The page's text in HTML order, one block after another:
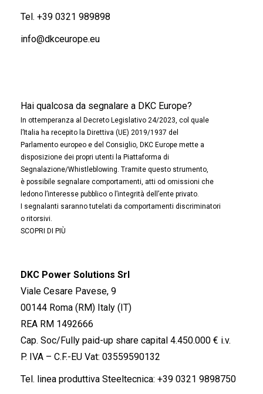
Tel. +39 0321 989898
info@dkceurope.eu
Hai qualcosa da segnalare a DKC Europe?
In ottemperanza al Decreto Legislativo 24/2023, col quale
l’Italia ha recepito la Direttiva (UE) 2019/1937 del
Parlamento europeo e del Consiglio, DKC Europe mette a
disposizione dei propri utenti la Piattaforma di
Segnalazione/Whistleblowing. Tramite questo strumento,
è possibile segnalare comportamenti, atti od omissioni che
ledono l’interesse pubblico o l’integrità dell’ente privato.
I segnalanti saranno tutelati da comportamenti discriminatori
o ritorsivi.
SCOPRI DI PIÙ
DKC Power Solutions Srl
Viale Cesare Pavese, 9
00144 Roma (RM) Italy (IT)
REA RM 1492666
Cap. Soc/Fully paid-up share capital 4.450.000 € i.v.
P. IVA – C.F.-EU Vat: 03559590132
Tel. linea produttiva Steeltecnica: +39 0321 9898750